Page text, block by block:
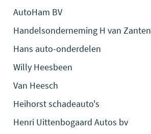
AutoHam BV
Handelsonderneming H van Zanten
Hans auto-onderdelen
Willy Heesbeen
Van Heesch
Heihorst schadeauto's
Henri Uittenbogaard Autos bv